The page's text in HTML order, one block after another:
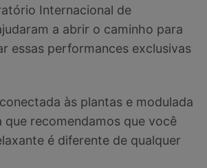
Internacional de
a abrir o caminho para
essas performances exclusivas
às plantas e modulada
que recomendamos que você
é diferente de qualquer